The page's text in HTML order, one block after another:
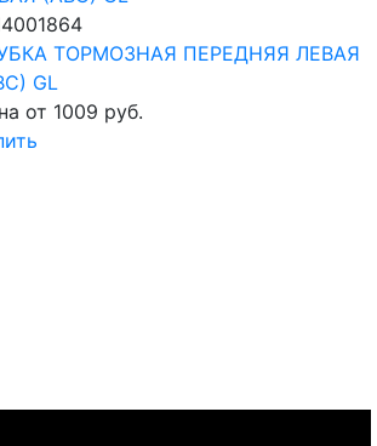
ТОРМОЗНАЯ ПЕРЕДНЯЯ ЛЕВАЯ
GL
от 1009 руб.